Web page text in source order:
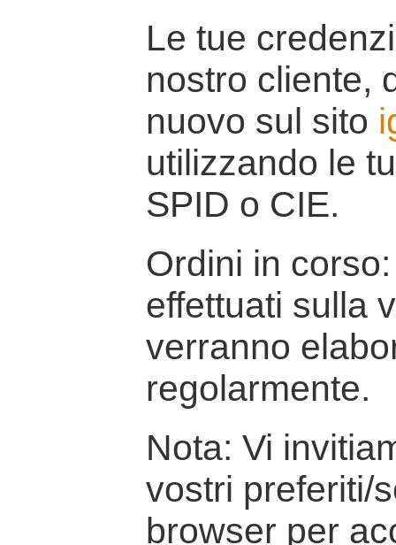
Le tue
nostro cliente,
nuovo sul sito
utilizzando le
SPID o CIE.
Ordini in
effettuati sulla
verranno
regolarmente.
Nota: Vi
vostri preferiti/
browser per